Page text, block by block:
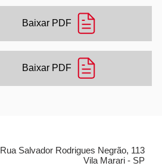
Baixar PDF
Baixar PDF
Rua Salvador Rodrigues Negrão, 113
Vila Marari - SP